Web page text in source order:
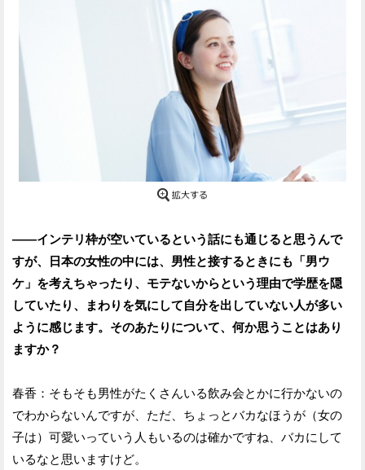
——インテリ枠が空いているという話にも通じると思うんで
すが、日本の女性の中には、男性と接するときにも「男ウ
ケ」を考えちゃったり、モテないからという理由で学歴を隠
していたり、まわりを気にして自分を出していない人が多い
ように感じます。そのあたりについて、何か思うことはあり
ますか？
春香：そもそも男性がたくさんいる飲み会とかに行かないの
でわからないんですが、ただ、ちょっとバカなほうが（女の
子は）可愛いっていう人もいるのは確かですね、バカにして
いるなと思いますけど。